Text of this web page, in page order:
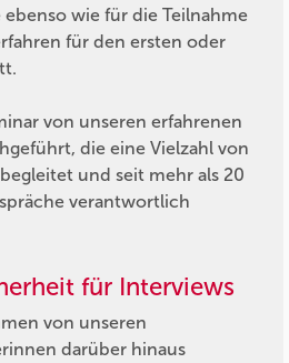
wie für die Teilnahme
für den ersten oder
von unseren erfahrenen
die eine Vielzahl von
und seit mehr als 20
verantwortlich
für Interviews
von unseren
darüber hinaus